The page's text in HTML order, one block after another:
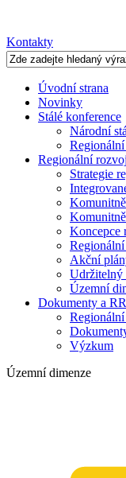
Kontakty
Úvodní strana
Novinky
Stálé konference
Národní
Regionální rozvoj
Strategie
Koncepce
Akční
Udržitelný
Územní
Dokumenty a
Výzkum
Územní dimenze